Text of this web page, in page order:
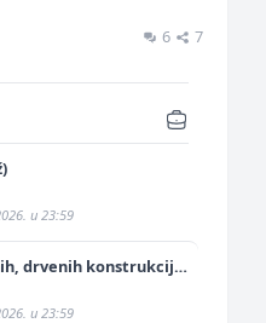
6 7
u 23:59
drvenih konstrukcija
panela (m/ž)
u 23:59